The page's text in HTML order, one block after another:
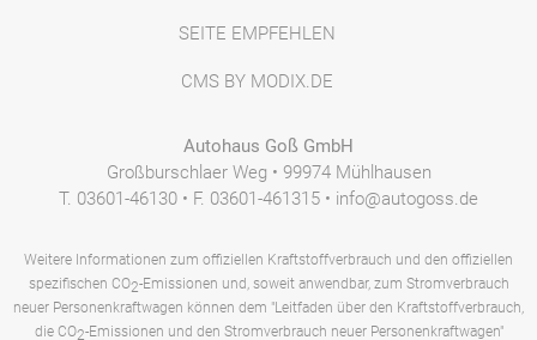
SEITE EMPFEHLEN
CMS BY MODIX.DE
Autohaus Goß GmbH
Großburschlaer Weg • 99974 Mühlhausen
T. 03601-46130 • F. 03601-461315 • info@autogoss.de
Weitere Informationen zum offiziellen Kraftstoffverbrauch und den offiziellen
spezifischen CO2-Emissionen und, soweit anwendbar, zum Stromverbrauch
neuer Personenkraftwagen können dem "Leitfaden über den Kraftstoffverbrauch,
die CO2-Emissionen und den Stromverbrauch neuer Personenkraftwagen"